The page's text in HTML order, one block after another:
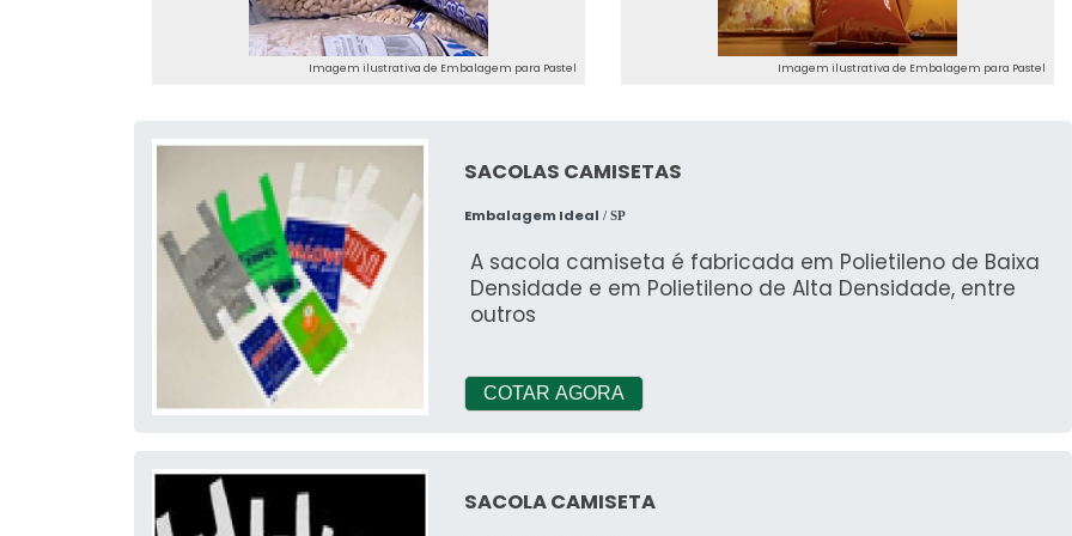
segurança, conte com a AURUM.
Imagem ilustrativa de Embalagem para Pastel Imagem ilustrativa de Embalagem para Pastel
SACOLAS CAMISETAS
Embalagem Ideal / SP
A sacola camiseta é fabricada em Polietileno de Baixa
Densidade e em Polietileno de Alta Densidade, entre
outros
COTAR AGORA
SACOLA CAMISETA